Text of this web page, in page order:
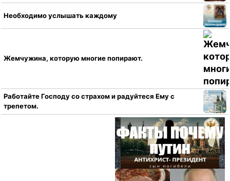
Необходимо услышать каждому
Жемчужина, которую многие попирают.
Работайте Господу со страхом и радуйтеся Ему с
трепетом.